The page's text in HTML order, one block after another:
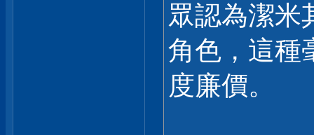
眾認為潔米
角色，這種
度廉價。